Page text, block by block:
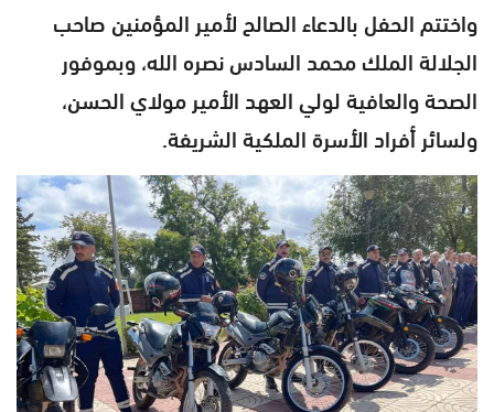
واختتم الحفل بالدعاء الصالح لأمير المؤمنين صاحب
الجلالة الملك محمد السادس نصره الله، وبموفور
الصحة والعافية لولي العهد الأمير مولاي الحسن،
ولسائر أفراد الأسرة الملكية الشريفة.